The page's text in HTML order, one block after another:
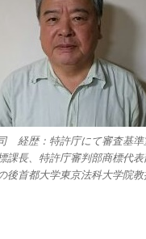
経歴：特許庁にて審査基準
課長、特許庁審判部商標代
後首都大学東京法科大学院